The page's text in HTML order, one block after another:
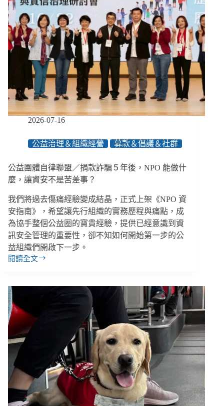
2026-07-16
公益治理＆組織經營 募款＆倡議＆社群
公益團體自律聯盟／捐款詐騙５年後，NPO 能做什
麼，讓資安不是苦差事？
我們將過去傷痛經驗變成結晶，正式上架《NPO 資
安指南》，希望讓先行組織的實務歷程與痛點，成
為協手整個公益圈的寶貴經驗，提供已經意識到資
訊安全管理的重要性，卻不知如何開始第一步的公
益組織們開啟下一步。
閱讀全文
公
體
自
律
聯
盟
款
詐
騙
５